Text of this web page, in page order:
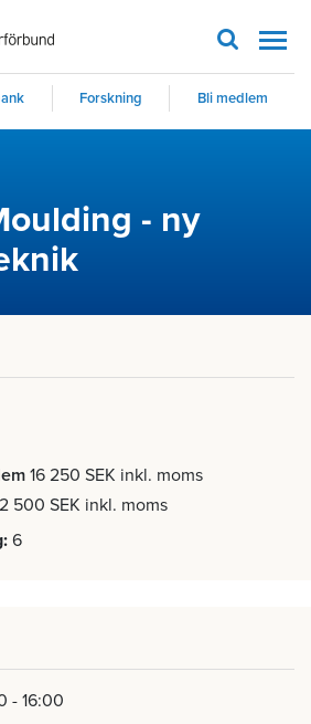
Forskning Bli medlem
- ny
16 250 SEK inkl. moms
500 SEK inkl. moms
6
- 16:00